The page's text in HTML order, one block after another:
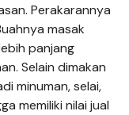
Perakarannya
masak
panjang
Selain dimakan
minuman, selai,
memiliki nilai jual